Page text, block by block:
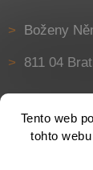
Tento web
tohto
Boženy
811 04